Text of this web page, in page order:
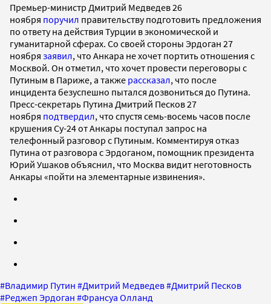
Премьер-министр Дмитрий Медведев 26
ноября поручил правительству подготовить предложения
по ответу на действия Турции в экономической и
гуманитарной сферах. Со своей стороны Эрдоган 27
ноября заявил, что Анкара не хочет портить отношения с
Москвой. Он отметил, что хочет провести переговоры с
Путиным в Париже, а также рассказал, что после
инцидента безуспешно пытался дозвониться до Путина.
Пресс-секретарь Путина Дмитрий Песков 27
ноября подтвердил, что спустя семь-восемь часов после
крушения Су-24 от Анкары поступал запрос на
телефонный разговор с Путиным. Комментируя отказ
Путина от разговора с Эрдоганом, помощник президента
Юрий Ушаков объяснил, что Москва видит неготовность
Анкары «пойти на элементарные извинения».
#Владимир Путин #Дмитрий Медведев#Дмитрий Песков
#Реджеп Эрдоган #Франсуа Олланд